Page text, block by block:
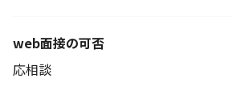
web面接の可否
応相談